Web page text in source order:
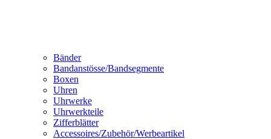
Bänder
Bandanstösse/Bandsegmente
Boxen
Uhren
Uhrwerke
Uhrwerkteile
Zifferblätter
Accessoires/Zubehör/Werbeartikel